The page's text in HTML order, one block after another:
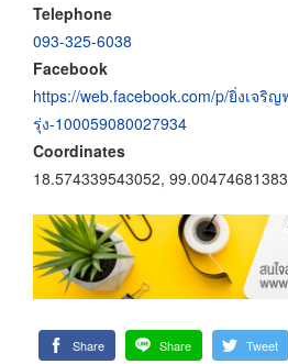
Telephone
093-325-6038
Facebook
https://web.facebook.com/p/ยิ่งเจริ
รุ่ง-100059080027934
Coordinates
18.574339543052,
Share Share Tweet